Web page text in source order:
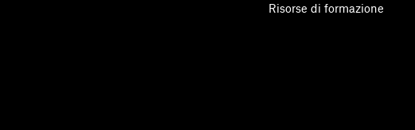
Risorse di formazione